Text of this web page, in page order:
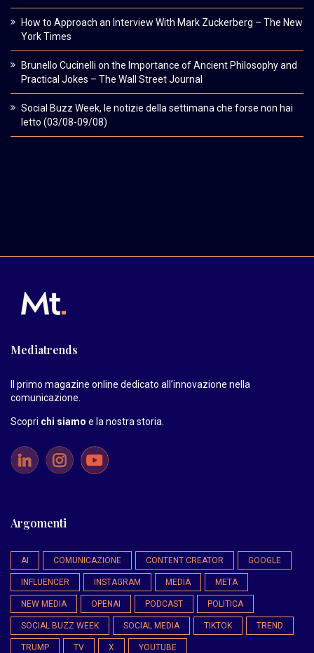
How to Approach an Interview With Mark Zuckerberg – The New
York Times
Brunello Cucinelli on the Importance of Ancient Philosophy and
Practical Jokes – The Wall Street Journal
Social Buzz Week, le notizie della settimana che forse non hai
letto (03/08-09/08)
Mediatrends
Il primo magazine online dedicato all’innovazione nella
comunicazione.
Scopri chi siamo e la nostra storia
Argomenti
AI COMUNICAZIONE CONTENT CREATOR GOOGLE
INFLUENCER INSTAGRAM MEDIA META
NEW MEDIA OPENAI PODCAST POLITICA
SOCIAL BUZZ WEEK SOCIAL MEDIA TIKTOK TREND
TRUMP TV X YOUTUBE